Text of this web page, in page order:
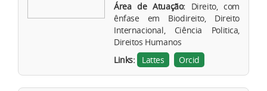
Área de Atuação: Direito, com
ênfase em Biodireito, Direito
Internacional, Ciência Politica,
Direitos Humanos
Links:
Lattes Orcid